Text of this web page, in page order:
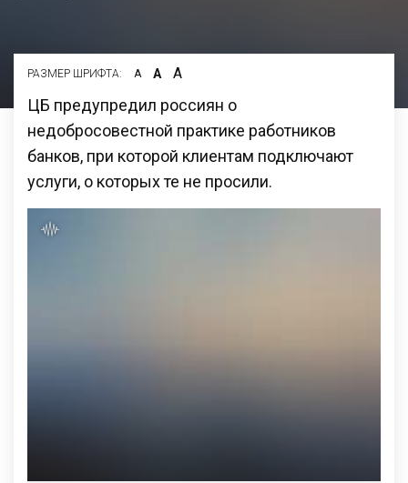
РАЗМЕР ШРИФТА: А А А
ЦБ предупредил россиян о
недобросовестной практике работников
банков, при которой клиентам подключают
услуги, о которых те не просили.